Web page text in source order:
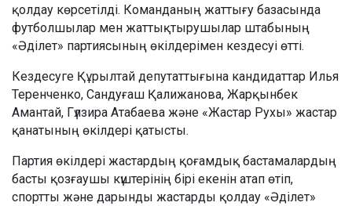
қолдау көрсетілді. Команданың жаттығу базасында
футболшылар мен жаттықтырушылар штабының
«Әділет» партиясының өкілдерімен кездесуі өтті.
Кездесуге Құрылтай депутаттығына кандидаттар Илья
Теренченко, Сандуғаш Қалижанова, Жарқынбек
Амантай, Гүлзира Атабаева және «Жастар Рухы» жастар
қанатының өкілдері қатысты.
Партия өкілдері жастардың қоғамдық бастамалардың
басты қозғаушы күштерінің бірі екенін атап өтіп,
спортты және дарынды жастарды қолдау «Әділет»